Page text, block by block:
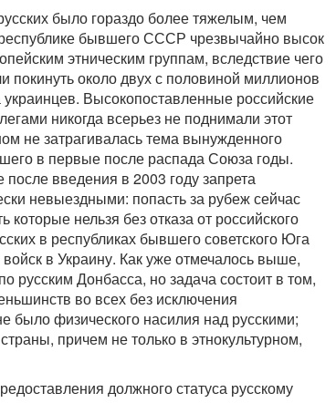
было гораздо более тяжелым, чем
бывшего СССР чрезвычайно высок
этническим группам, вследствие чего
около двух с половиной миллионов
Высокопоставленные российские
никогда всерьез не поднимали этот
не затрагивалась тема вынужденного
в первые после распада Союза годы.
введения в 2003 году запрета
невыездными: попасть за рубеж сейчас
которые нельзя без отказа от российского
в республиках бывшего советского Юга
в Украину. Как уже отмечалось выше,
русским Донбасса, но задача состоит в том,
во всех без исключения
было физического насилия над русскими;
причем не только в этнокультурном,
должного статуса русскому